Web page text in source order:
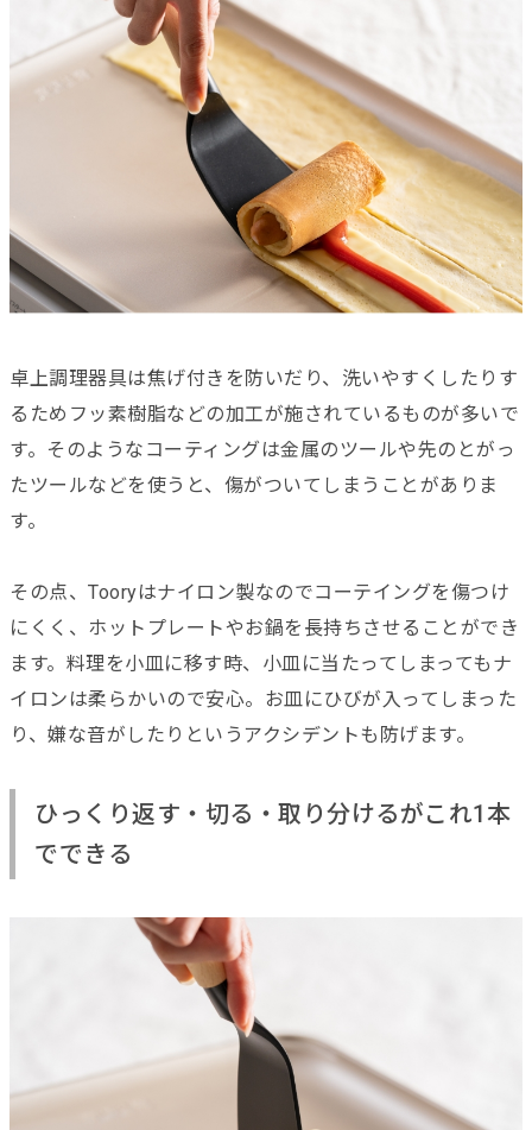
卓上調理器具は焦げ付きを防いだり、洗いやすくしたりす
るためフッ素樹脂などの加工が施されているものが多いで
す。そのようなコーティングは金属のツールや先のとがっ
たツールなどを使うと、傷がついてしまうことがありま
す。
その点、Tooryはナイロン製なのでコーテイングを傷つけ
にくく、ホットプレートやお鍋を長持ちさせることができ
ます。料理を小皿に移す時、小皿に当たってしまってもナ
イロンは柔らかいので安心。お皿にひびが入ってしまった
り、嫌な音がしたりというアクシデントも防げます。
ひっくり返す・切る・取り分けるがこれ1本
でできる